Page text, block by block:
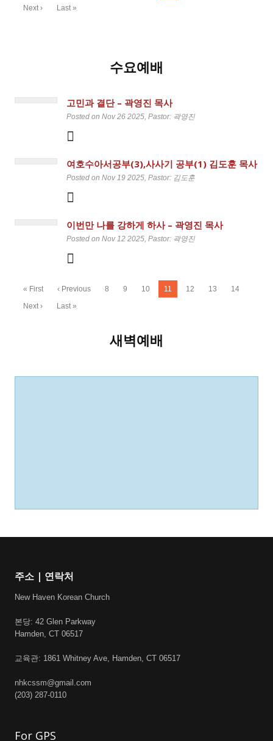
Next ›
Last »
수요예배
고민과 결단 – 곽영진 목사
Posted on Nov 26 2025, Pastor: 곽영진
여호수아서공부(3),사사기 공부(1) 김도훈 목사
Posted on Nov 19 2025, Pastor: 김도훈
이번만 나를 강하게 하사 – 곽영진 목사
Posted on Nov 12 2025, Pastor: 곽영진
« First ‹ Previous 8 9 10 11 12 13
14
Next ›
Last »
새벽예배
주소 | 연락처
New Haven Korean Church
본당: 42 Glen Parkway
Hamden, CT 06517
교육관: 1861 Whitney Ave, Hamden, CT 06517
nhkcssm@gmail.com
(203) 287-0110
For GPS